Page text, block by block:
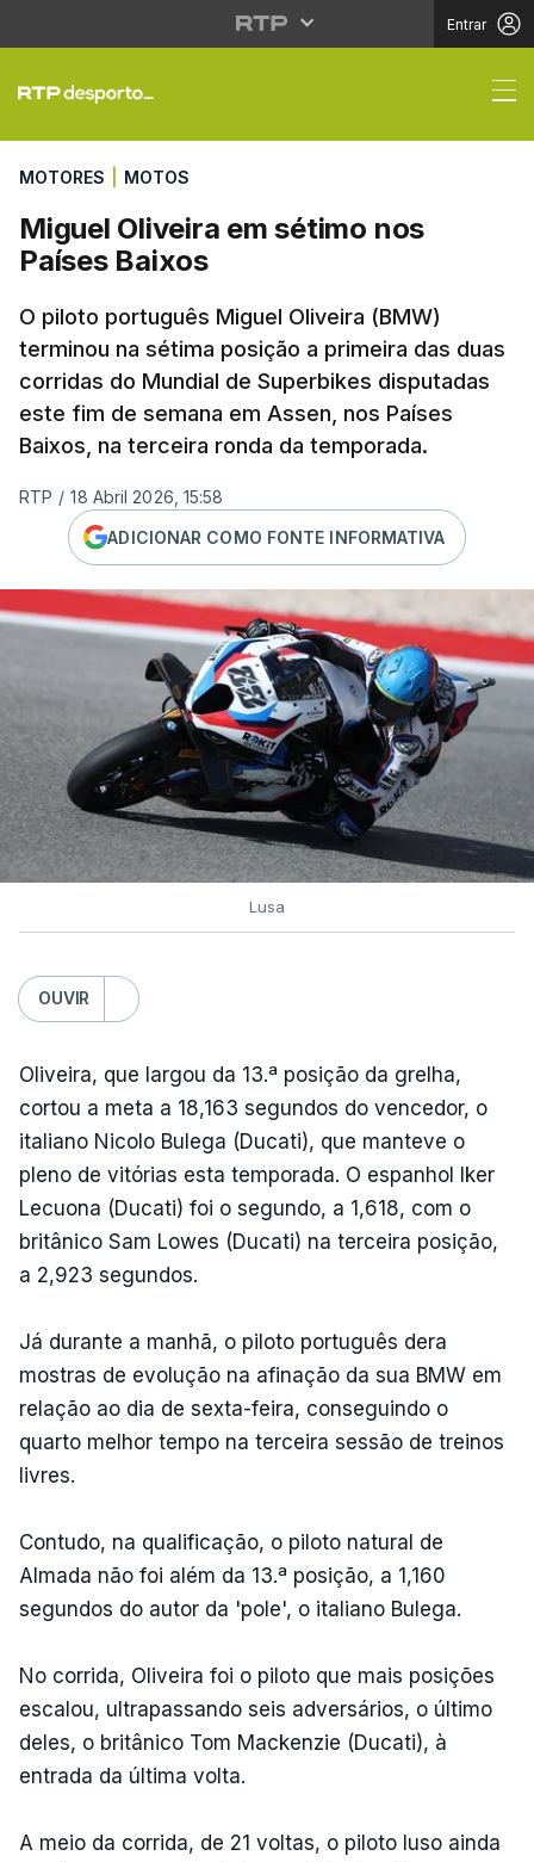
Entrar
Miguel Oliveira em
MOTORES MOTOS
Miguel Oliveira em sétimo nos
Países Baixos
O piloto português Miguel Oliveira (BMW)
terminou na sétima posição a primeira das duas
corridas do Mundial de Superbikes disputadas
este fim de semana em Assen, nos Países
Baixos, na terceira ronda da temporada.
RTP / 18 Abril 2026, 15:58
ADICIONAR COMO FONTE INFORMATIVA
Lusa
OUVIR
Oliveira, que largou da 13.ª posição da grelha,
cortou a meta a 18,163 segundos do vencedor, o
italiano Nicolo Bulega (Ducati), que manteve o
pleno de vitórias esta temporada. O espanhol Iker
Lecuona (Ducati) foi o segundo, a 1,618, com o
britânico Sam Lowes (Ducati) na terceira posição,
a 2,923 segundos.
Já durante a manhã, o piloto português dera
mostras de evolução na afinação da sua BMW em
relação ao dia de sexta-feira, conseguindo o
quarto melhor tempo na terceira sessão de treinos
livres.
Contudo, na qualificação, o piloto natural de
Almada não foi além da 13.ª posição, a 1,160
segundos do autor da 'pole', o italiano Bulega.
No corrida, Oliveira foi o piloto que mais posições
escalou, ultrapassando seis adversários, o último
deles, o britânico Tom Mackenzie (Ducati), à
entrada da última volta.
A meio da corrida, de 21 voltas, o piloto luso ainda